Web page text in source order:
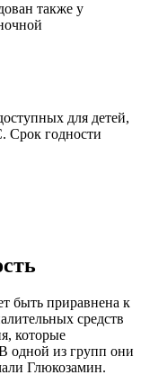
также у
для детей,
Срок годности
быть приравнена к
средств
которые
одной из групп они
Глюкозамин.